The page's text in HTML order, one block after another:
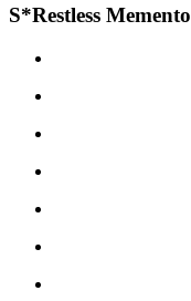
S*Restless Memento